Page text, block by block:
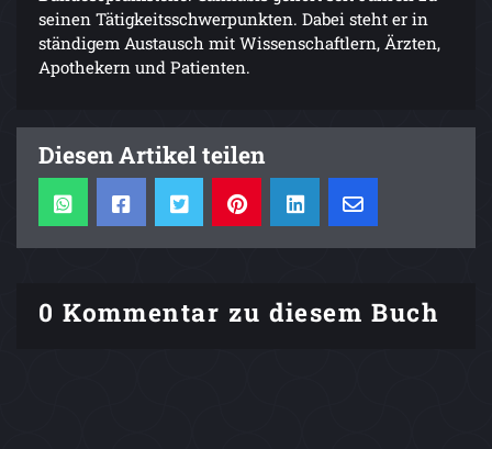
seinen Tätigkeitsschwerpunkten. Dabei steht er in
ständigem Austausch mit Wissenschaftlern, Ärzten,
Apothekern und Patienten.
Diesen Artikel teilen
0 Kommentar zu diesem Buch